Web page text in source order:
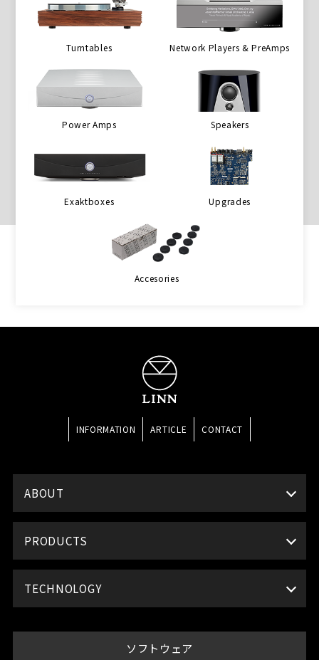
Turntables Network Players & PreAmps
Power Amps Speakers
Exaktboxes Upgrades
Accesories
INFORMATION ARTICLE CONTACT
ABOUT
PRODUCTS
TECHNOLOGY
ソフトウェア